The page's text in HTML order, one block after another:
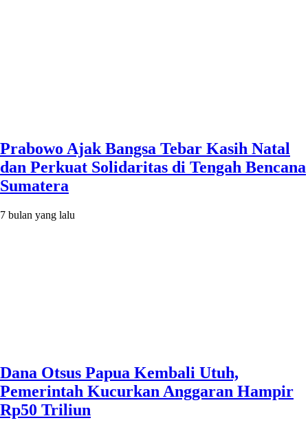
Prabowo Ajak Bangsa Tebar Kasih Natal
dan Perkuat Solidaritas di Tengah Bencana
Sumatera
7 bulan yang lalu
Dana Otsus Papua Kembali Utuh,
Pemerintah Kucurkan Anggaran Hampir
Rp50 Triliun